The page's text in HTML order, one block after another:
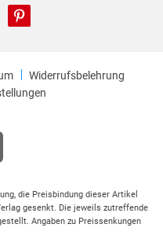
Widerrufsbelehrung
die Preisbindung dieser Artikel
gesenkt. Die jeweils zutreffende
Angaben zu Preissenkungen